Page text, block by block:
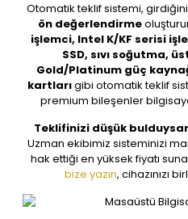
Otomatik teklif sistemi,
ön değerlendirme
işlemci, Intel K/KF serisi
SSD, sıvı soğutma,
Gold/Platinum güç
kartlarıgibi otomatik teklif
premium bileşenler
Teklifinizi düşük
Uzman ekibimiz sisteminizi
hak ettiği en yüksek fiyatı
bize yazın, cihazınızı